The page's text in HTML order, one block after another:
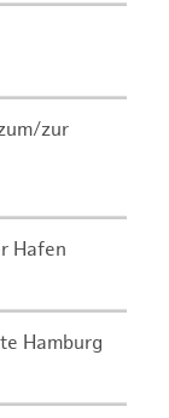
zur
Hafen
Hamburg